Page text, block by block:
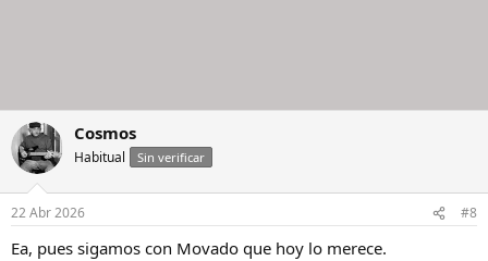
Cosmos
Habitual Sin verificar
22 Abr 2026 #8
Ea, pues sigamos con Movado que hoy lo merece.